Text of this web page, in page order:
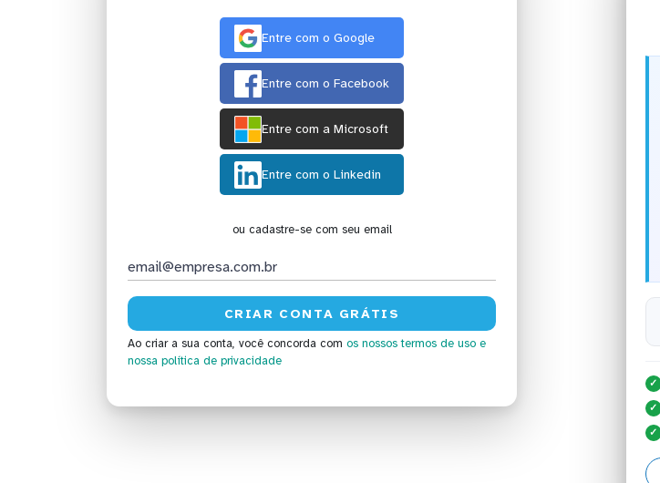
Entre com o Google
Entre com o Facebook
Entre com a Microsoft
Entre com o Linkedin
ou cadastre-se com seu email
Ao criar a sua conta, você concorda com os nossos termos de uso e
nossa política de privacidade
✓
✓
✓